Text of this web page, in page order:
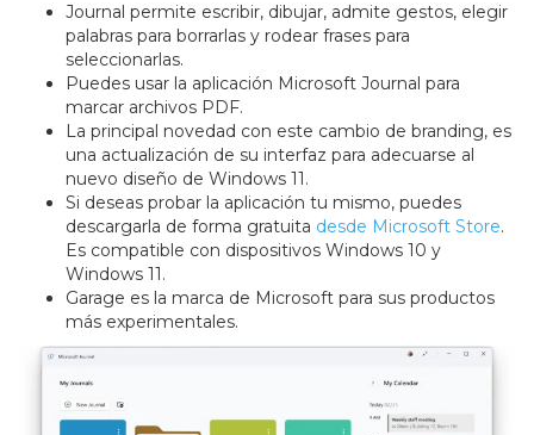
Journal permite escribir, dibujar, admite gestos, elegir
palabras para borrarlas y rodear frases para
seleccionarlas.
Puedes usar la aplicación Microsoft Journal para
marcar archivos PDF.
La principal novedad con este cambio de branding, es
una actualización de su interfaz para adecuarse al
nuevo diseño de Windows 11.
Si deseas probar la aplicación tu mismo, puedes
descargarla de forma gratuita desde Microsoft Store.
Es compatible con dispositivos Windows 10 y
Windows 11.
Garage es la marca de Microsoft para sus productos
más experimentales.